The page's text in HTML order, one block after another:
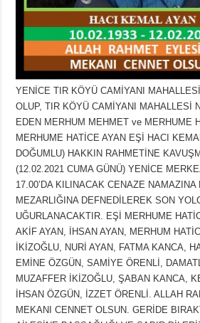
YENİCE TIR KÖYÜ CAMİYANI MAHALLESİ
OLUP, TIR KÖYÜ CAMİYANI MAHALLESİ
EDEN MERHUM MEHMET ve MERHUME
MERHUME HATİCE AYAN EŞİ HACI
DOĞUMLU) HAKKIN RAHMETİNE
(12.02.2021 CUMA GÜNÜ) YENİCE
17.00’DA KILINACAK CENAZE
MEZARLIĞINA DEFNEDİLEREK SON
UĞURLANACAKTIR. EŞİ MERHUME
AKİF AYAN, İHSAN AYAN, MERHUM
İKİZOĞLU, NURİ AYAN, FATMA KANCA,
EMİNE ÖZGÜN, SAMİYE ÖRENLİ,
MUZAFFER İKİZOĞLU, ŞABAN KANCA,
İHSAN ÖZGÜN, İZZET ÖRENLİ. ALLAH
MEKANI CENNET OLSUN. GERİDE